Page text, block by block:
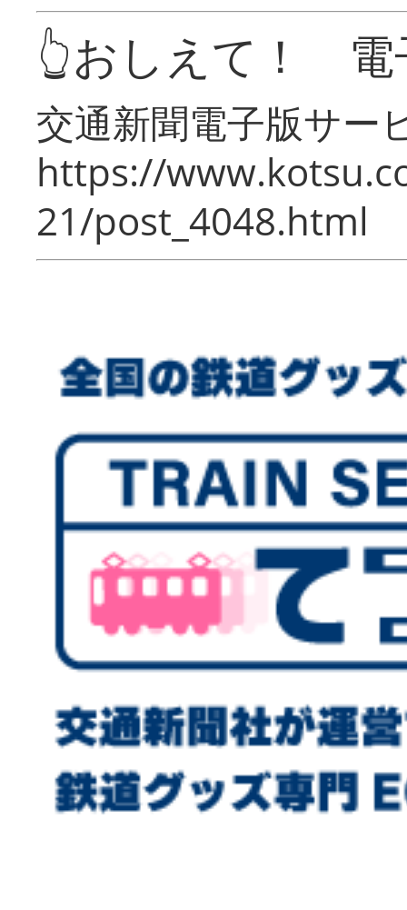
👆おしえて！ 電
交通新聞電子版サー
https://
21/post_4048.html